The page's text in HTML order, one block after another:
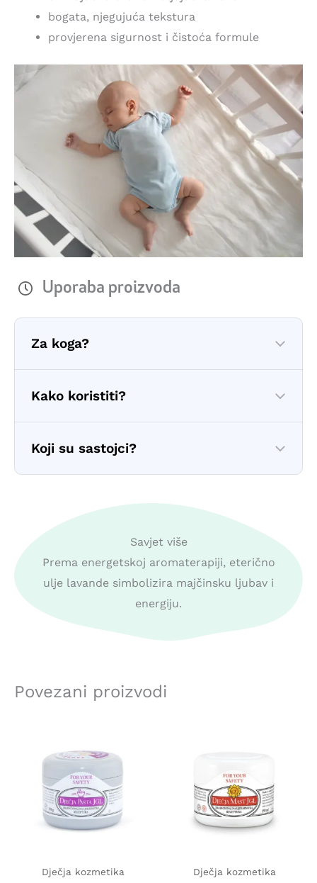
bogata, njegujuća tekstura
provjerena sigurnost i čistoća formule
Uporaba proizvoda
Za koga?
Kako koristiti?
Koji su sastojci?
Savjet više
Prema energetskoj aromaterapiji, eterično
ulje lavande simbolizira majčinsku ljubav i
energiju.
Povezani proizvodi
Dječja kozmetika Dječja kozmetika